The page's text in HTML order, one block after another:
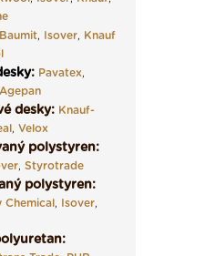
Baumit, Isover, Knauf
: Pavatex,
Agepan
desky: Knauf-
, Velox
polystyren:
, Styrotrade
polystyren:
Chemical, Isover,